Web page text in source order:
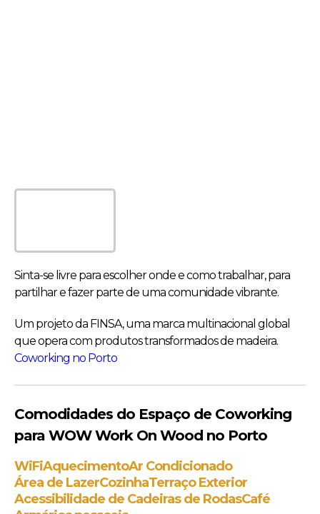
Sinta-se livre para escolher onde e como trabalhar, para
partilhar e fazer parte de uma comunidade vibrante.
Um projeto da FINSA, uma marca multinacional global
que opera com produtos transformados de madeira.
Coworking no Porto
Comodidades do Espaço de Coworking
para WOW Work On Wood no Porto
WiFiAquecimentoAr Condicionado
Área de LazerCozinhaTerraço Exterior
Acessibilidade de Cadeiras de RodasCafé